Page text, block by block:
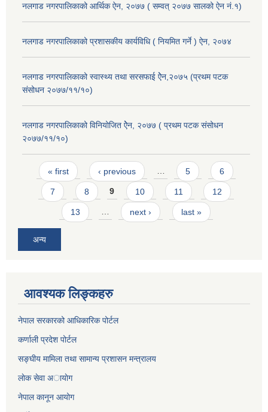
नलगाड नगरपालिकाको आर्थिक ऐन, २०७७ ( सम्वत् २०७७ सालको ऐन नं.१)
नलगाड नगरपालिकाको प्रशासकीय कार्यविधि ( नियमित गर्ने ) ऐन, २०७४
नलगाड नगरपालिकाको स्वास्थ्य तथा सरसफाई ऐेन,२०७५ (प्रथम पटक
संसोधन २०७७/११/१०)
नलगाड नगरपालिकाको विनियोजित ऐेन, २०७७ ( प्रथम पटक संसोधन
२०७७/११/१०)
Pages
« first ‹ previous … 5 6
7 8 9 10 11 12
13 … next › last »
अन्य
आवश्यक लिङ्कहरु
नेपाल सरकारको आधिकारिक पोर्टल
कर्णाली प्रदेश पोर्टल
सङ्घीय मामिला तथा सामान्य प्रशासन मन्त्रालय
लाेक सेवा अायाेग
नेपाल कानून आयोग